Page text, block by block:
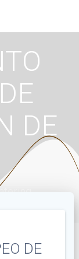
DE
DE